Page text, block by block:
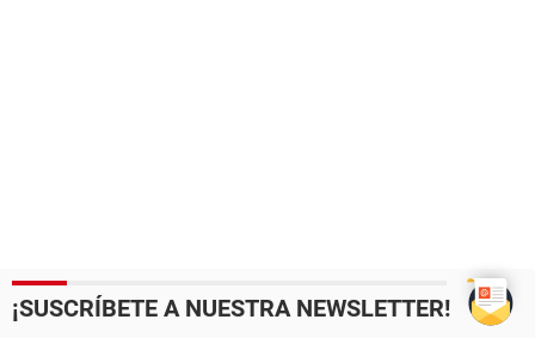
¡SUSCRÍBETE A NUESTRA NEWSLETTER!